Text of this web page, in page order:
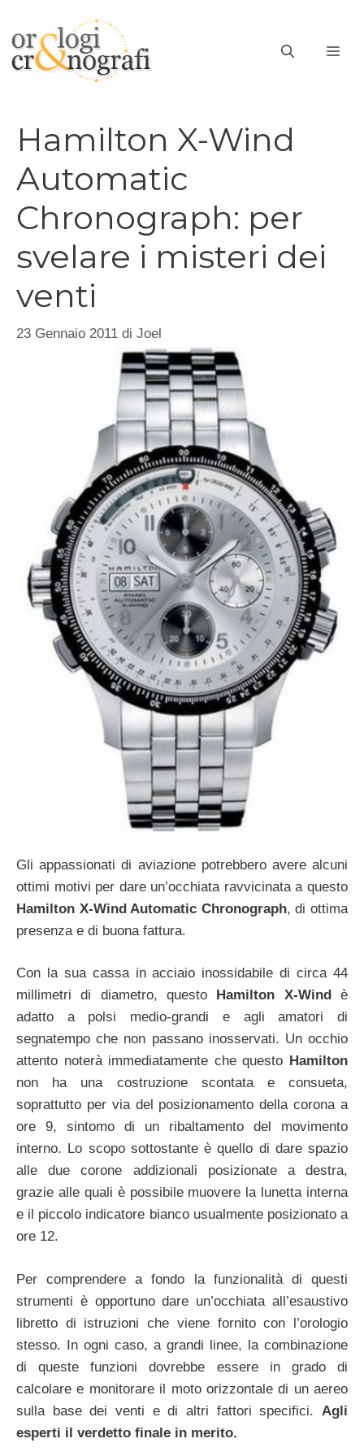
contenuto
Hamilton X-Wind
Automatic
Chronograph: per
svelare i misteri dei
venti
23 Gennaio 2011 di Joel
Gli appassionati di aviazione potrebbero avere alcuni
ottimi motivi per dare un’occhiata ravvicinata a questo
Hamilton X-Wind Automatic Chronograph, di ottima
presenza e di buona fattura.
Con la sua cassa in acciaio inossidabile di circa 44
millimetri di diametro, questo Hamilton X-Windè
adatto a polsi medio-grandi e agli amatori di
segnatempo che non passano inosservati. Un occhio
attento noterà immediatamente che questo Hamilton
non ha una costruzione scontata e consueta,
soprattutto per via del posizionamento della corona a
ore 9, sintomo di un ribaltamento del movimento
interno. Lo scopo sottostante è quello di dare spazio
alle due corone addizionali posizionate a destra,
grazie alle quali è possibile muovere la lunetta interna
e il piccolo indicatore bianco usualmente posizionato a
ore 12.
Per comprendere a fondo la funzionalità di questi
strumenti è opportuno dare un’occhiata all’esaustivo
libretto di istruzioni che viene fornito con l’orologio
stesso. In ogni caso, a grandi linee, la combinazione
di queste funzioni dovrebbe essere in grado di
calcolare e monitorare il moto orizzontale di un aereo
sulla base dei venti e di altri fattori specifici. Agli
esperti il verdetto finale in merito.